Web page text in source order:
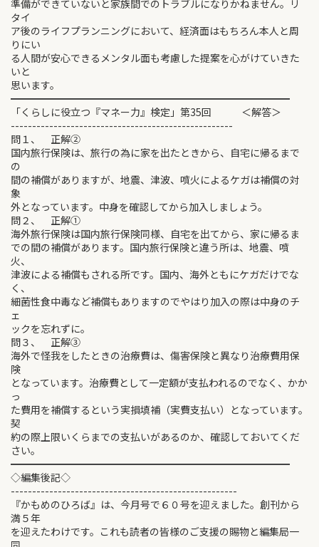
準備ができていないと家族間でのトラブルになりかねません。リ
タイ
ア後のライフプランニングにおいて、経済面はもちろん本人と周
りにい
る人間が安心できるメンタル面も考慮した提案を心がけていきた
いと
思います。
━━━━━━━━━━━━━━━━━━━━━━━━━━━━
「くらしに役立つ『マネー力』検定」第35回 ＜解答＞
----------------------------------------------------
問１、 正解②
国内旅行保険は、旅行の為に家を出たときから、自宅に帰るまで
の
間の補償がありますが、地震、津波、噴火によるケガは補償の対
象
外となっています。中身を確認してから加入しましょう。
問２、 正解①
海外旅行保険は国内旅行保険同様、自宅を出てから、家に帰るま
での間の補償があります。国内旅行保険と違う所は、地震、噴
火、
津波による補償もされる所です。国内、海外ともにケガだけでな
く、
細菌性食中毒など補償もありますのでやはり加入の際は中身のチ
ェ
ックを忘れずに。
問３、 正解③
海外で怪我をしたときの治療費は、傷害保険と異なり治療費用保
険
となっています。治療費として一定額が支払われるのでなく、かか
っ
た費用を補償するという実損填補（実費支払い）となっています。
契
約の際上限いくらまでの支払いがあるのか、確認しておいてくだ
さい。
━━━━━━━━━━━━━━━━━━━━━━━━━━━━
◇編集後記◇
-----------------------------------------------------
『かもめのひろば』は、今月号で６０号を迎えました。創刊から
満５年
を迎えたわけです。これも読者の皆様のご支援の賜物と編集局一